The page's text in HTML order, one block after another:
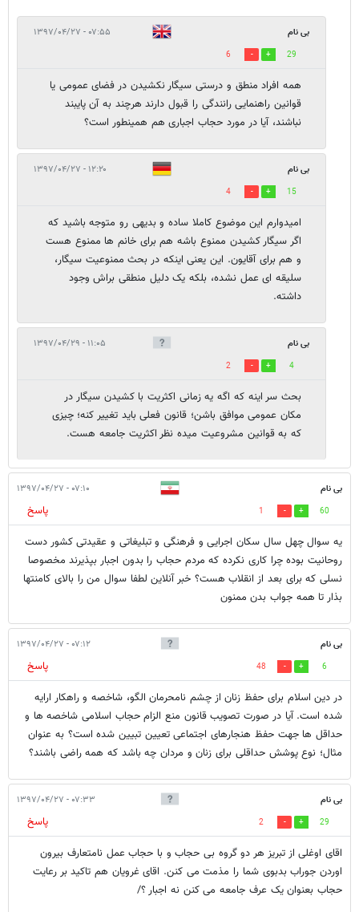
بی نام ۰۷:۵۵ - ۱۳۹۷/۰۴/۲۷
29
6
همه افراد منطق و درستی سیگار نکشیدن در فضای عمومی یا
قوانین راهنمایی رانندگی را قبول دارند هرچند به آن پایبند
نباشند، آیا در مورد حجاب اجباری هم همینطور است؟
بی نام ۱۲:۲۰ - ۱۳۹۷/۰۴/۲۷
15
4
امیدوارم این موضوع کاملا ساده و بدیهی رو متوجه باشید که
اگر سیگار کشیدن ممنوع باشه هم برای خانم ها ممنوع هست
و هم برای آقایون. این یعنی اینکه در بحث ممنوعیت سیگار،
سلیقه ای عمل نشده، بلکه یک دلیل منطقی براش وجود
داشته.
بی نام ۱۱:۰۵ - ۱۳۹۷/۰۴/۲۹
4
2
بحث سر اینه که اگه یه زمانی اکثریت با کشیدن سیگار در
مکان عمومی موافق باشن؛ قانون فعلی باید تغییر کنه؛ چیزی
که به قوانین مشروعیت میده نظر اکثریت جامعه هست.
بی نام ۰۷:۱۰ - ۱۳۹۷/۰۴/۲۷
60
1
پاسخ
یه سوال چهل سال سکان اجرایی و فرهنگی و تبلیغاتی و عقیدتی کشور دست
روحانیت بوده چرا کاری نکرده که مردم حجاب را بدون اجبار بپذیرند مخصوصا
نسلی که برای بعد از انقلاب هست؟ خبر آنلاین لطفا سوال من را بالای کامنتها
بذار تا همه جواب بدن ممنون
بی نام ۰۷:۱۲ - ۱۳۹۷/۰۴/۲۷
6
48
پاسخ
در دین اسلام برای حفظ زنان از چشم نامحرمان الگو، شاخصه و راهکار ارایه
شده است. آیا در صورت تصویب قانون منع الزام حجاب اسلامی شاخصه ها و
حداقل ها جهت حفظ هنجارهای اجتماعی تعیین تبیین شده است؟ به عنوان
مثال؛ نوع پوشش حداقلی برای زنان و مردان چه باشد که همه راضی باشند؟
بی نام ۰۷:۳۳ - ۱۳۹۷/۰۴/۲۷
29
2
پاسخ
اقای اوغلی از تبریز هر دو گروه بی حجاب و با حجاب عمل نامتعارف بیرون
اوردن جوراب بدبوی شما را مذمت می کنن. اقای غرویان هم تاکید بر رعایت
حجاب بعنوان یک عرف جامعه می کنن نه اجبار ؟/